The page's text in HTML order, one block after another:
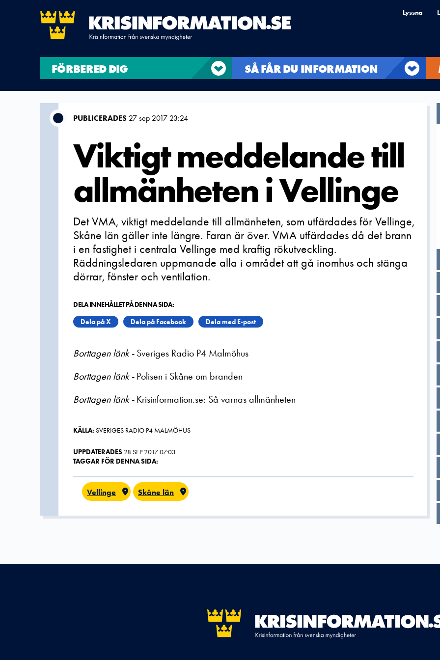
Lyssna
FÖRBERED DIG SÅ FÅR DU INFORMATION
PUBLICERADES 27 sep 2017 23:24
Viktigt meddelande till
allmänheten i Vellinge
Det VMA, viktigt meddelande till allmänheten, som utfärdades för Vellinge,
Skåne län gäller inte längre. Faran är över. VMA utfärdades då det brann
i en fastighet i centrala Vellinge med kraftig rökutveckling.
Räddningsledaren uppmanade alla i området att gå inomhus och stänga
dörrar, fönster och ventilation.
DELA INNEHÅLLET PÅ DENNA SIDA:
Dela på X
Dela på Facebook Dela med E-post
Borttagen länk -Sveriges Radio P4 Malmöhus
Borttagen länk -Polisen i Skåne om branden
Borttagen länk -Krisinformation.se: Så varnas allmänheten
KÄLLA: SVERIGES RADIO P4 MALMÖHUS
UPPDATERADES 28 SEP 2017 07:03
TAGGAR FÖR DENNA SIDA:
Vellinge Skåne län